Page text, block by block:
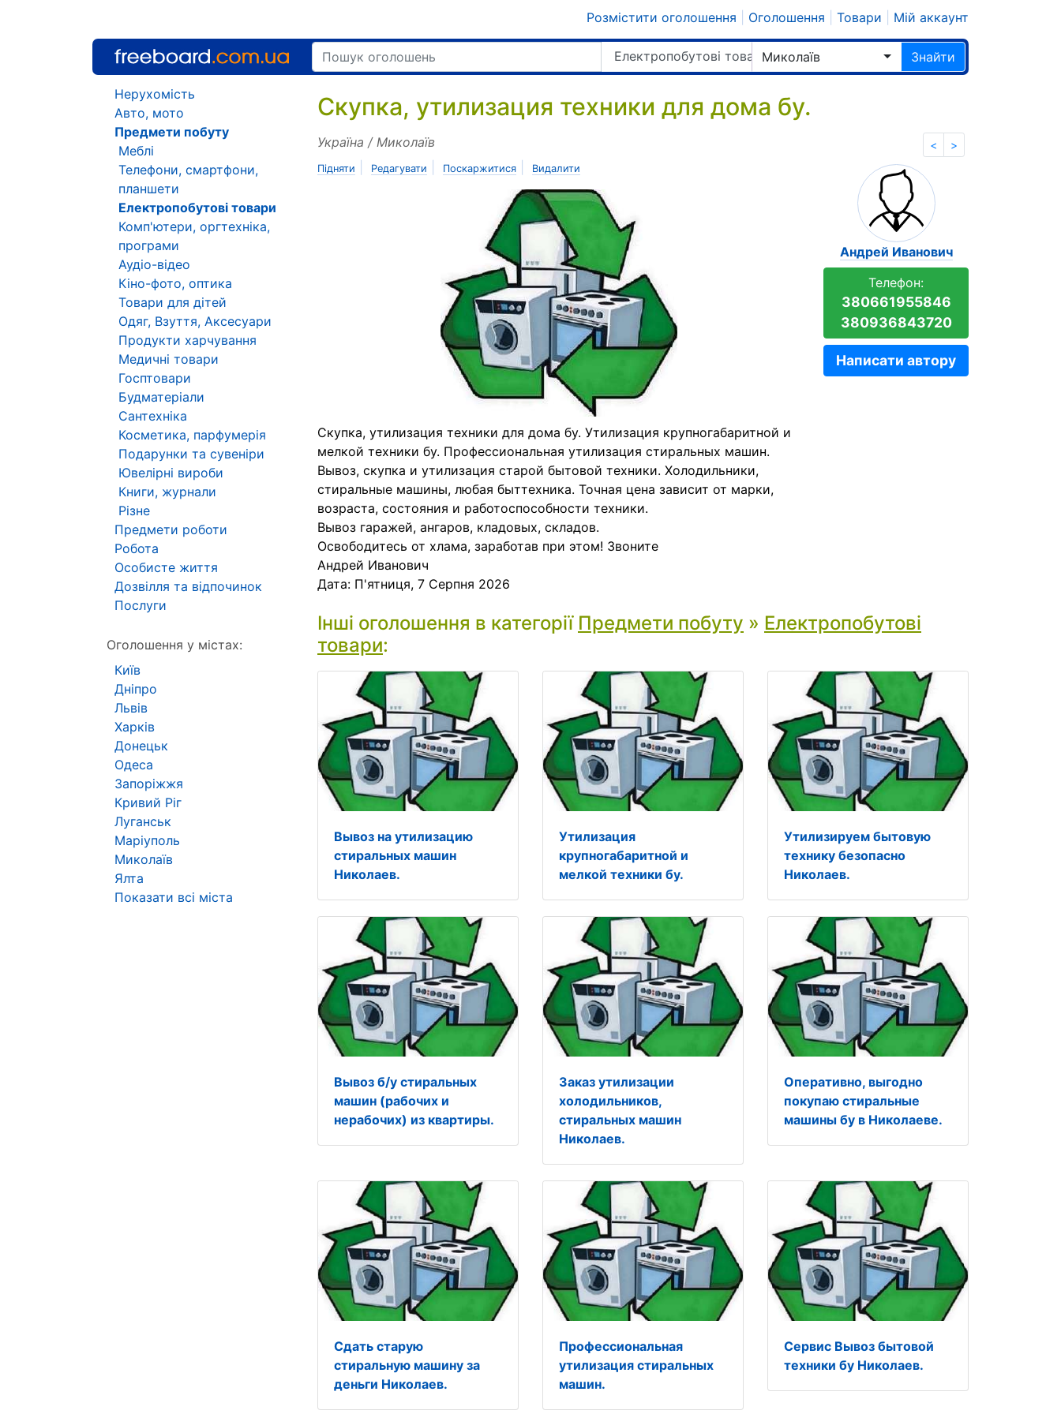
Розмістити оголошення Оголошення Товари Мій аккаунт
Електропобутові товариМиколаїв Знайти
Скупка, утилизация техники для дома бу.
< >
Україна / Миколаїв
Підняти Редагувати Поскаржитися Видалити
Скупка, утилизация техники для дома бу. Утилизация крупногабаритной и
мелкой техники бу. Профессиональная утилизация стиральных машин.
Вывоз, скупка и утилизация старой бытовой техники. Холодильники,
стиральные машины, любая быттехника. Точная цена зависит от марки,
возраста, состояния и работоспособности техники.
Вывоз гаражей, ангаров, кладовых, складов.
Освободитесь от хлама, заработав при этом! Звоните
Андрей Иванович
Дата: П'ятниця, 7 Серпня 2026
Андрей Иванович
Телефон:
380661955846
380936843720
Написати автору
Інші оголошення в категорії Предмети побуту » Електропобутові
товари:
Вывоз на утилизацию
стиральных машин
Николаев.
Утилизация
крупногабаритной и
мелкой техники бу.
Утилизируем бытовую
технику безопасно
Николаев.
Вывоз б/у стиральных
машин (рабочих и
нерабочих) из квартиры.
Заказ утилизации
холодильников,
стиральных машин
Николаев.
Оперативно, выгодно
покупаю стиральные
машины бу в Николаеве.
Сдать старую
стиральную машину за
деньги Николаев.
Профессиональная
утилизация стиральных
машин.
Сервис Вывоз бытовой
техники бу Николаев.
Нерухомість
Авто, мото
Предмети побуту
Меблі
Телефони, смартфони,
планшети
Електропобутові товари
Комп'ютери, оргтехніка,
програми
Аудіо-відео
Кіно-фото, оптика
Товари для дітей
Одяг, Взуття, Аксесуари
Продукти харчування
Медичні товари
Госптовари
Будматеріали
Сантехніка
Косметика, парфумерія
Подарунки та сувеніри
Ювелірні вироби
Книги, журнали
Різне
Предмети роботи
Робота
Особисте життя
Дозвілля та відпочинок
Послуги
Оголошення у містах:
Київ
Дніпро
Львів
Харків
Донецьк
Одеса
Запоріжжя
Кривий Ріг
Луганськ
Маріуполь
Миколаїв
Ялта
Показати всі міста